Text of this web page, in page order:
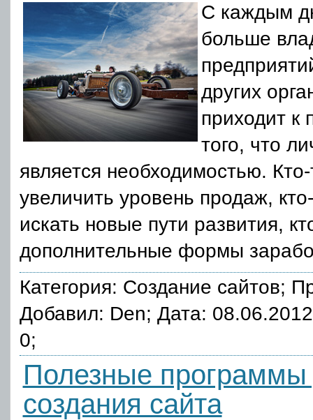
С каждым
больше
других
приходит к
того, что
является необходимостью.
увеличить уровень продаж,
искать новые пути развития,
дополнительные формы
Категория: Создание сайтов;
Добавил: Den; Дата:
0;
Полезные программы
создания сайта